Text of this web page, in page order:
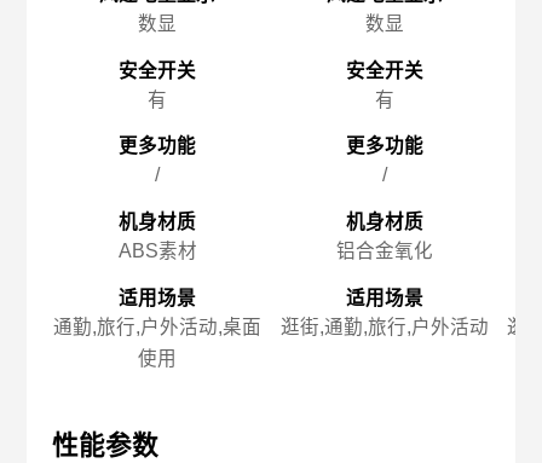
数显
安全开关
有
更多功能
/
机身材质
ABS素材
适用场景
通勤,旅行,户外活动,桌面
使用
性能参数
数显
安全开关
有
更多功能
/
机身材质
铝合金氧化
适用场景
逛街,通勤,旅行,户外活动
逛